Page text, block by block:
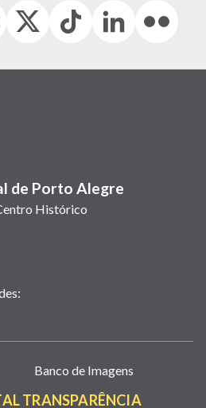
(Antigo
(link
Tiktok
(link
em
LinkedIn
(link
em
(link
em
de Porto Alegre
Histórico
Banco de Imagens
TRANSPARÊNCIA(LINK